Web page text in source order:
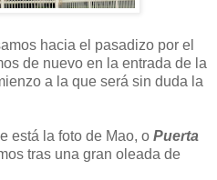
hacia el pasadizo por el
de nuevo en la entrada de la
a la que será sin duda la
está la foto de Mao, o Puerta
tras una gran oleada de